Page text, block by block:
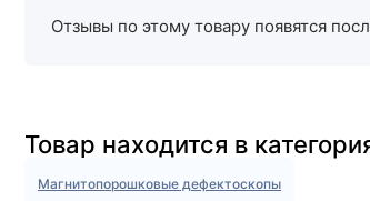
Отзывы по этому товару появятся
Товар находится в
Магнитопорошковые дефектоскопы